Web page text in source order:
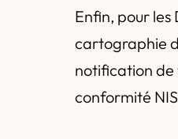
Enfin, pour les
cartographie
notification de
conformité